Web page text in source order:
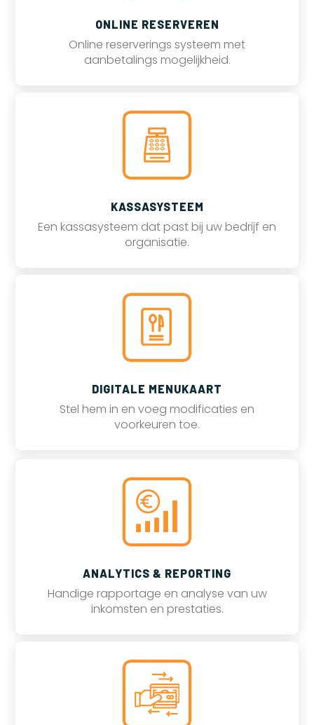
ONLINE RESERVEREN
Online reserverings systeem met
aanbetalings mogelijkheid.
KASSASYSTEEM
Een kassasysteem dat past bij uw bedrijf en
organisatie.
DIGITALE MENUKAART
Stel hem in en voeg modificaties en
voorkeuren toe.
ANALYTICS & REPORTING
Handige rapportage en analyse van uw
inkomsten en prestaties.